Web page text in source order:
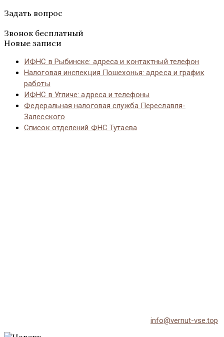
Задать вопрос
Звонок бесплатный
Новые записи
ИФНС в Рыбинске: адреса и контактный телефон
Налоговая инспекция Пошехонья: адреса и график
работы
ИФНС в Угличе: адреса и телефоны
Федеральная налоговая служба Переславля-
Залесского
Список отделений ФНС Тутаева
info@vernut-vse.top